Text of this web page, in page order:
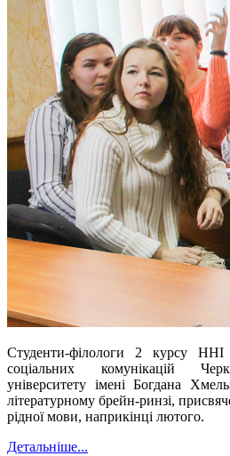
Студенти-філологи 2 курсу ННІ
соціальних комунікацій
університету імені Богдана
літературному брейн-ринзі,
рідної мови, наприкінці лютого.
Детальніше...